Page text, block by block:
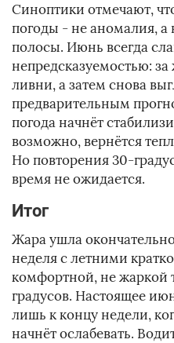
Синоптики отмечают,
погоды - не аномалия, а
полосы. Июнь всегда
непредсказуемостью:
ливни, а затем снова
предварительным
погода начнёт
возможно, вернётся
Но повторения 30-
время не ожидается.
Итог
Жара ушла
неделя с летними
комфортной, не жаркой
градусов. Настоящее
лишь к концу недели,
начнёт ослабевать.